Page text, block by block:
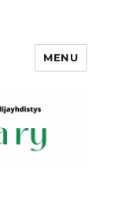
MENU